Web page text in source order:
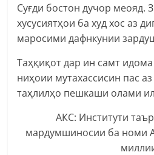
Суғди бостон дучор меояд.
хусусиятҳои ба худ хос аз
маросими дафнкунии
Таҳқиқот дар ин самт
ниҳоии мутахассисин пас
таҳлилҳо пешкаши олами
АКС: Институти
мардумшиносии ба номи